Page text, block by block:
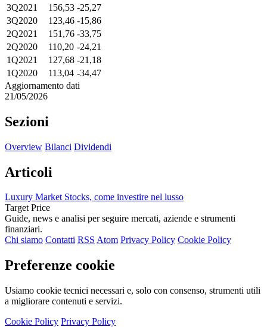
3Q2021
156,53 -25,27
3Q2020
123,46 -15,86
2Q2021
151,76 -33,75
2Q2020
110,20 -24,21
1Q2021
127,68 -21,18
1Q2020
113,04 -34,47
Aggiornamento dati
21/05/2026
Sezioni
Overview Bilanci Dividendi
Articoli
Luxury Market Stocks, come investire nel lusso
Target Price
Guide, news e analisi per seguire mercati, aziende e strumenti
finanziari.
Chi siamo Contatti RSS Atom Privacy Policy Cookie Policy
Preferenze cookie
Usiamo cookie tecnici necessari e, solo con consenso, strumenti utili
a migliorare contenuti e servizi.
Cookie Policy Privacy Policy